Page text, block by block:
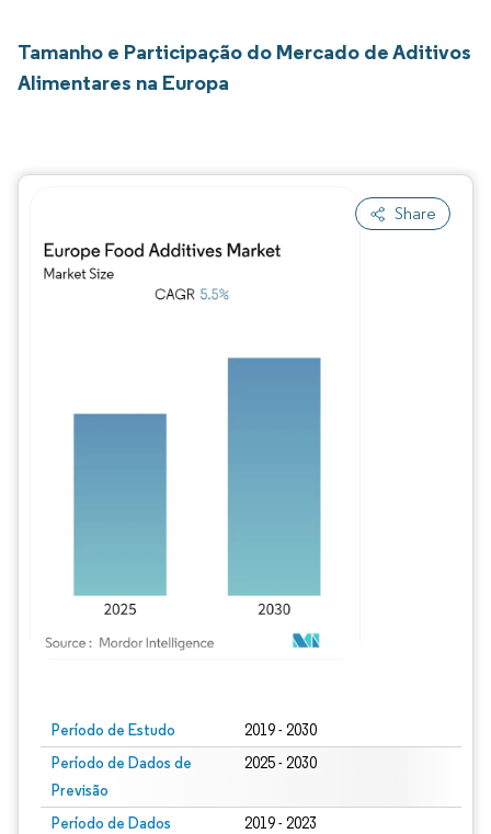
Tamanho e Participação do Mercado de Aditivos
Alimentares na Europa
Share
Período de Estudo 2019 - 2030
Período de Dados de
Previsão
2025 - 2030
Período de Dados
2019 - 2023